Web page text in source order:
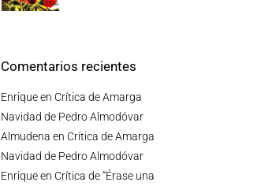
Comentarios recientes
Enriqueen Crítica de Amarga
Navidad de Pedro Almodóvar
Almudena en Crítica de Amarga
Navidad de Pedro Almodóvar
Enriqueen Crítica de “Érase una